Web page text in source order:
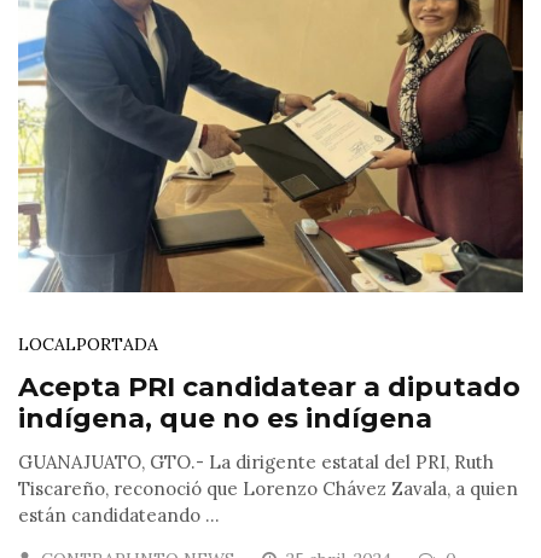
LOCALPORTADA
Acepta PRI candidatear a diputado
indígena, que no es indígena
GUANAJUATO, GTO.- La dirigente estatal del PRI, Ruth
Tiscareño, reconoció que Lorenzo Chávez Zavala, a quien
están candidateando ...